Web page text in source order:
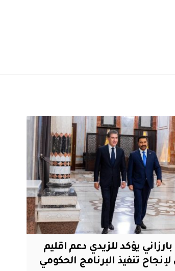
يؤكد للزيدي دعم اقليم
تنفيذ البرنامج الحكومي